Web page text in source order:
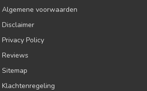
Algemene voorwaarden
Disclaimer
Privacy Policy
Reviews
Sitemap
Klachtenregeling